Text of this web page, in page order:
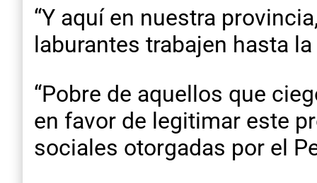
“Y aquí en nuestra
laburantes trabajen hasta
“Pobre de aquellos que
en favor de legitimar este
sociales otorgadas por el